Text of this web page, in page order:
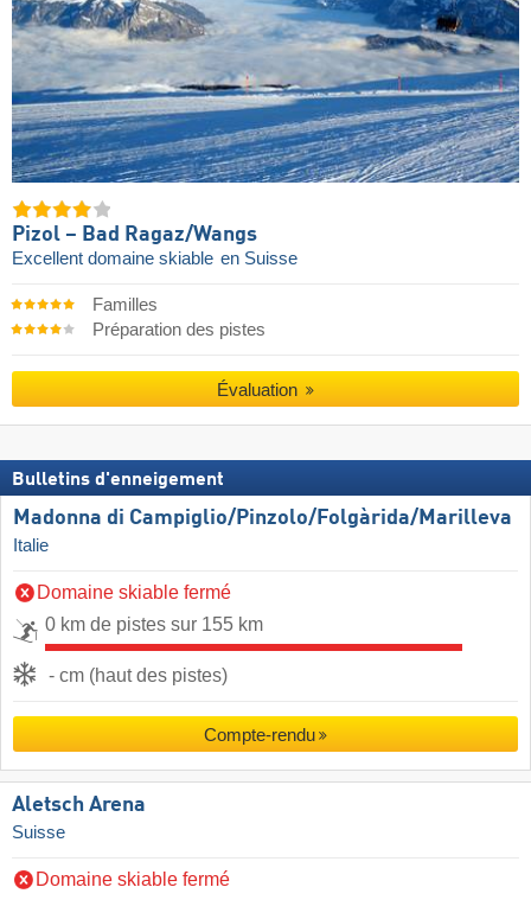
Pizol – Bad Ragaz/​Wangs
Excellent domaine skiable en Suisse
Familles
Préparation des pistes
Évaluation
Bulletins d'enneigement
Madonna di Campiglio/​Pinzolo/​Folgàrida/​Marilleva
Italie
Domaine skiable fermé
0 km de pistes sur 155 km
- cm (haut des pistes)
Compte-rendu
Aletsch Arena
Suisse
Domaine skiable fermé